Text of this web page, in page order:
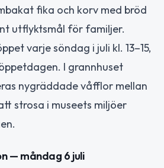
fika och korv med bröd
utflyktsmål för familjer.
varje söndag i juli kl. 13–15,
I grannhuset
nygräddade våfflor mellan
strosa i museets miljöer
— måndag 6 juli